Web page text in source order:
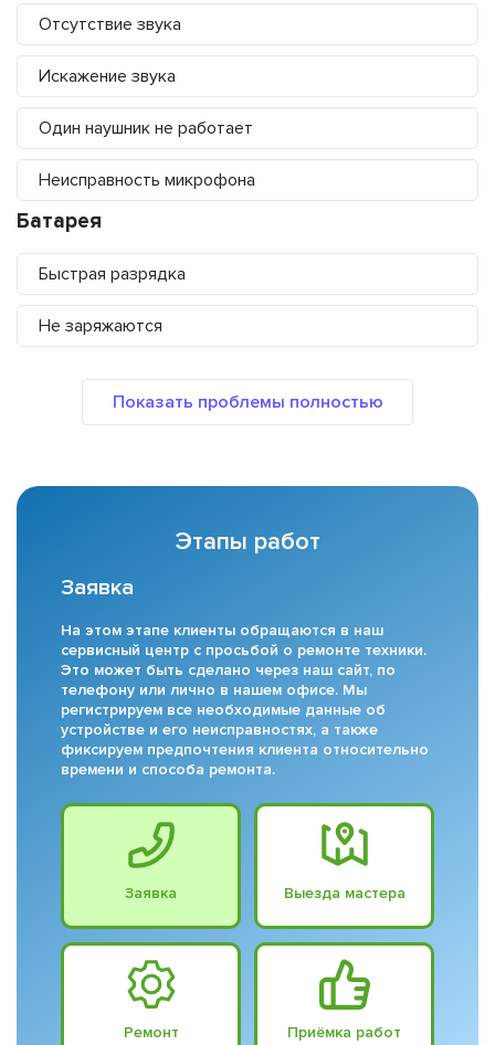
Отсутствие звука
Искажение звука
Один наушник не работает
Неисправность микрофона
Батарея
Быстрая разрядка
Не заряжаются
Этапы работ
Заявка
На этом этапе клиенты обращаются в наш
сервисный центр с просьбой о ремонте техники.
Это может быть сделано через наш сайт, по
телефону или лично в нашем офисе. Мы
регистрируем все необходимые данные об
устройстве и его неисправностях, а также
фиксируем предпочтения клиента относительно
времени и способа ремонта.
Заявка Выезда мастера
Ремонт Приёмка работ